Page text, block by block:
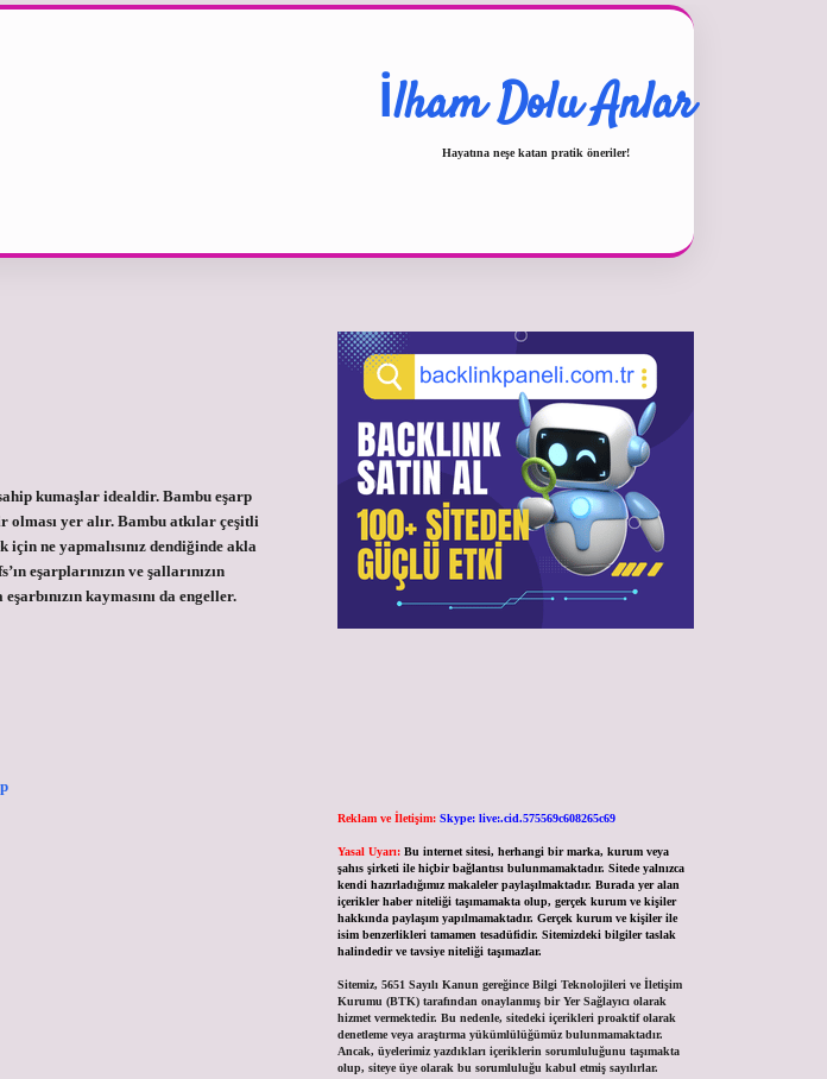
İlham Dolu Anlar
Hayatına neşe katan pratik öneriler!
kumaşlar idealdir. Bambu eşarp
yer alır. Bambu atkılar çeşitli
ne yapmalısınız dendiğinde akla
eşarplarınızın ve şallarınızın
kaymasını da engeller.
Reklam ve İletişim: Skype: live:.cid.575569c608265c69
Yasal Uyarı: Bu internet sitesi, herhangi bir marka, kurum veya
şahıs şirketi ile hiçbir bağlantısı bulunmamaktadır. Sitede yalnızca
kendi hazırladığımız makaleler paylaşılmaktadır. Burada yer alan
içerikler haber niteliği taşımamakta olup, gerçek kurum ve kişiler
hakkında paylaşım yapılmamaktadır. Gerçek kurum ve kişiler ile
isim benzerlikleri tamamen tesadüfidir. Sitemizdeki bilgiler taslak
halindedir ve tavsiye niteliği taşımazlar.
Sitemiz, 5651 Sayılı Kanun gereğince Bilgi Teknolojileri ve İletişim
Kurumu (BTK) tarafından onaylanmış bir Yer Sağlayıcı olarak
hizmet vermektedir. Bu nedenle, sitedeki içerikleri proaktif olarak
denetleme veya araştırma yükümlülüğümüz bulunmamaktadır.
Ancak, üyelerimiz yazdıkları içeriklerin sorumluluğunu taşımakta
olup, siteye üye olarak bu sorumluluğu kabul etmiş sayılırlar.